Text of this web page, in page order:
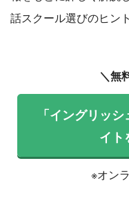
話スクール選びのヒン
＼無
「イングリッ
イト
※オン